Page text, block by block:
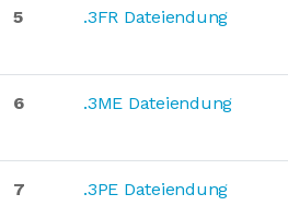
5 .3FR Dateiendung
6 .3ME Dateiendung
7 .3PE Dateiendung